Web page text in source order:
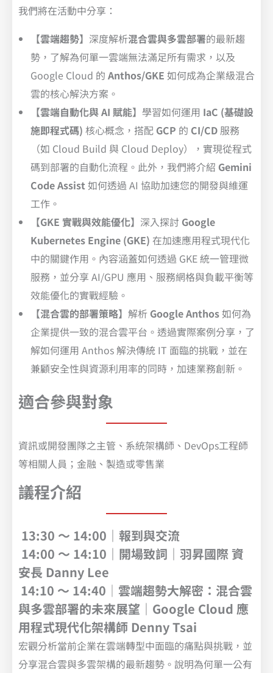
我們將在活動中分享：
【雲端趨勢】 深度解析混合雲與多雲部署的最新趨
勢，了解為何單一雲端無法滿足所有需求，以及
Google Cloud 的 Anthos/GKE 如何成為企業級混合
雲的核心解決方案。
【雲端自動化與 AI 賦能】 學習如何運用 IaC (基礎設
施即程式碼) 核心概念，搭配 GCP 的 CI/CD 服務
（如 Cloud Build 與 Cloud Deploy），實現從程式
碼到部署的自動化流程。此外，我們將介紹 Gemini
Code Assist如何透過 AI 協助加速您的開發與維運
工作。
【GKE 實戰與效能優化】 深入探討 Google
Kubernetes Engine (GKE) 在加速應用程式現代化
中的關鍵作用。內容涵蓋如何透過 GKE 統一管理微
服務，並分享 AI/GPU 應用、服務網格與負載平衡等
效能優化的實戰經驗。
【混合雲的部署策略】 解析 Google Anthos如何為
企業提供一致的混合雲平台。透過實際案例分享，了
解如何運用 Anthos 解決傳統 IT 面臨的挑戰，並在
兼顧安全性與資源利用率的同時，加速業務創新。
適合參與對象
資訊或開發團隊之主管、系統架構師、DevOps工程師
等相關人員；金融、製造或零售業
議程介紹
13:30 ～ 14:00｜報到與交流
14:00 ～ 14:10｜開場致詞｜羽昇國際 資
安長 Danny Lee
14:10 ～ 14:40 ｜ 雲端趨勢大解密：混合雲
與多雲部署的未來展望｜Google Cloud 應
用程式現代化架構師 Denny Tsai
宏觀分析當前企業在雲端轉型中面臨的痛點與挑戰，並
分享混合雲與多雲架構的最新趨勢。說明為何單一公有